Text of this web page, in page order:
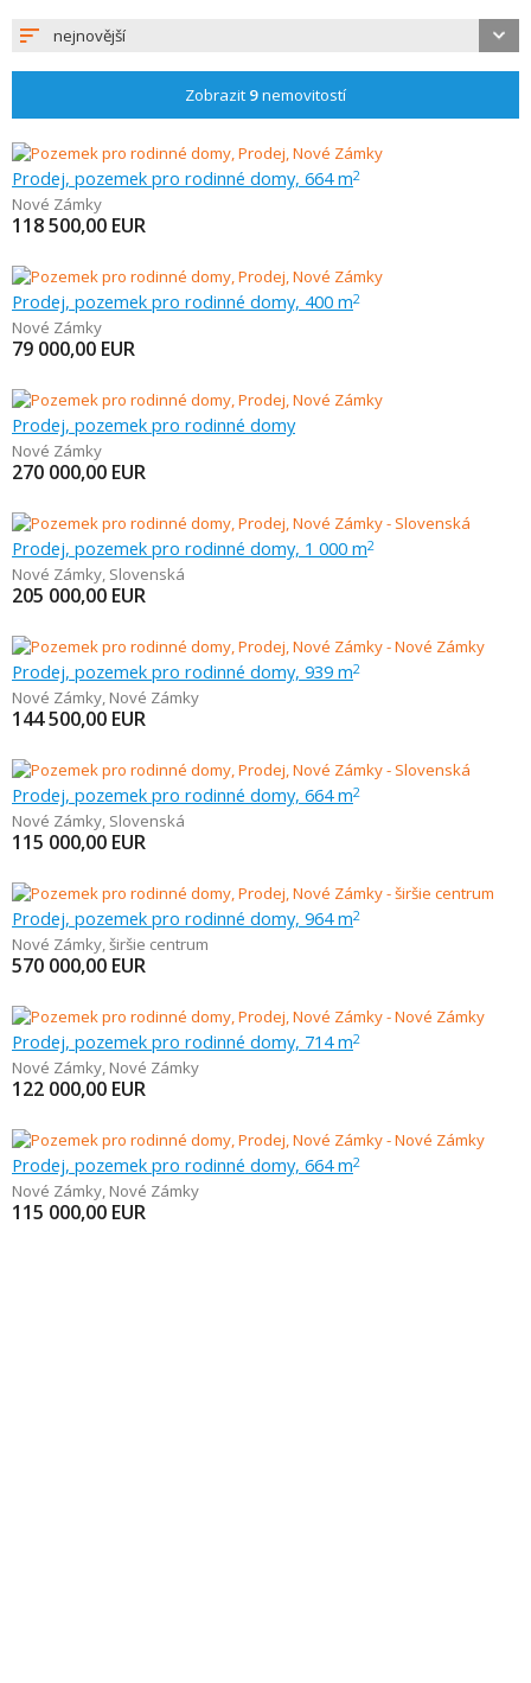
nejnovější
Zobrazit 9nemovitostí
Prodej, pozemek pro rodinné domy, 664 m2
Nové Zámky
118 500,00 EUR
Prodej, pozemek pro rodinné domy, 400 m2
Nové Zámky
79 000,00 EUR
Prodej, pozemek pro rodinné domy
Nové Zámky
270 000,00 EUR
Prodej, pozemek pro rodinné domy, 1 000 m2
Nové Zámky, Slovenská
205 000,00 EUR
Prodej, pozemek pro rodinné domy, 939 m2
Nové Zámky, Nové Zámky
144 500,00 EUR
Prodej, pozemek pro rodinné domy, 664 m2
Nové Zámky, Slovenská
115 000,00 EUR
Prodej, pozemek pro rodinné domy, 964 m2
Nové Zámky,širšie centrum
570 000,00 EUR
Prodej, pozemek pro rodinné domy, 714 m2
Nové Zámky, Nové Zámky
122 000,00 EUR
Prodej, pozemek pro rodinné domy, 664 m2
Nové Zámky, Nové Zámky
115 000,00 EUR